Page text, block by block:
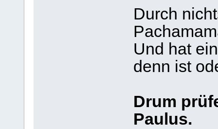
Durch
Und hat
denn ist
Drum
Paulus.